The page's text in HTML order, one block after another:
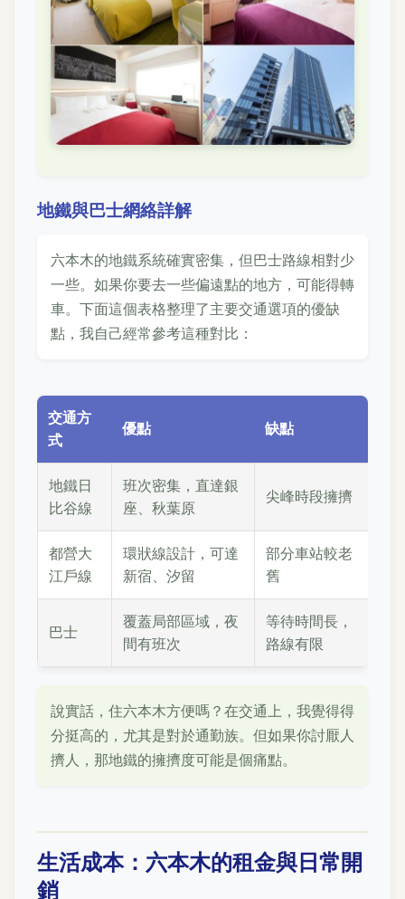
地鐵與巴士網絡詳解
六本木的地鐵系統確實密集，但巴士路線相對少
一些。如果你要去一些偏遠點的地方，可能得轉
車。下面這個表格整理了主要交通選項的優缺
點，我自己經常參考這種對比：
交通方
式
優點 缺點
地鐵日
比谷線
班次密集，直達銀
座、秋葉原
尖峰時段擁擠
都營大
江戶線
環狀線設計，可達
新宿、汐留
部分車站較老
舊
巴士
覆蓋局部區域，夜
間有班次
等待時間長，
路線有限
說實話，住六本木方便嗎？在交通上，我覺得得
分挺高的，尤其是對於通勤族。但如果你討厭人
擠人，那地鐵的擁擠度可能是個痛點。
生活成本：六本木的租金與日常開
銷